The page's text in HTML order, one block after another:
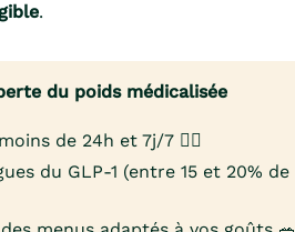
.
du poids médicalisée
de 24h et 7j/7 👨‍⚕️
du GLP-1 (entre 15 et 20% de